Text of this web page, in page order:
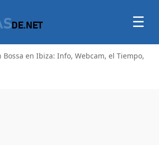
☰
Bossa en Ibiza: Info, Webcam, el Tiempo,